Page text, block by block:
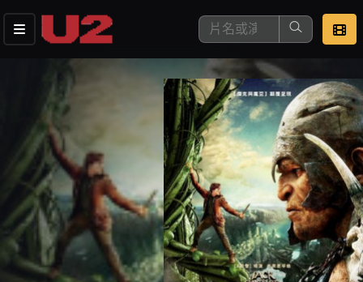
這是您本次要看的影片
去敲定看片時間